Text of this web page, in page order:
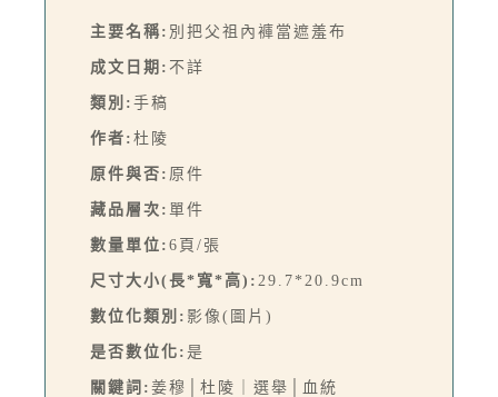
主要名稱: 別把父祖內褲當遮羞布
成文日期: 不詳
類別: 手稿
作者: 杜陵
原件與否: 原件
藏品層次: 單件
數量單位: 6頁/張
尺寸大小(長*寬*高): 29.7*20.9cm
數位化類別: 影像(圖片)
是否數位化: 是
關鍵詞: 姜穆│杜陵｜選舉│血統